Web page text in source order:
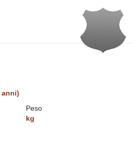
anni)
Peso
kg